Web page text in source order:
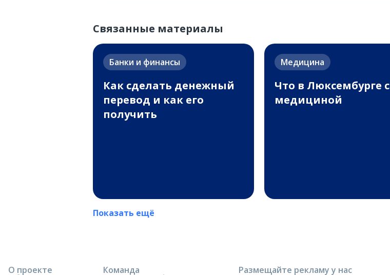
Связанные материалы
Банки и финансы
Как сделать денежный
перевод и как его
получить
Медицина
Что в Люксембурге с
медициной
Показать ещё
О проекте Команда Размещайте рекламу у нас